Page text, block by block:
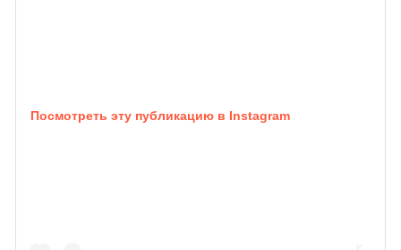
Посмотреть эту публикацию в Instagram